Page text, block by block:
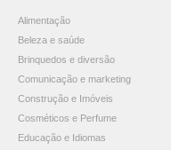
Alimentação
Beleza e saúde
Brinquedos e diversão
Comunicação e marketing
Construção e Imóveis
Cosméticos e Perfume
Educação e Idiomas